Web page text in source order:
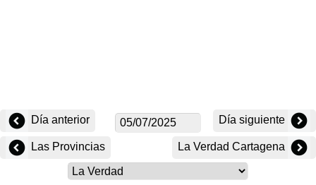
Día anterior Día siguiente
Las Provincias La Verdad Cartagena